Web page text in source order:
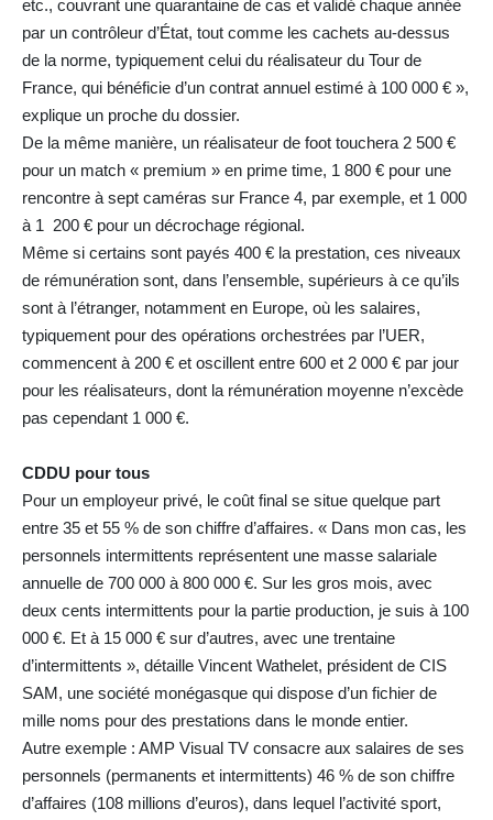
etc., couvrant une quarantaine de cas et validé chaque année
par un contrôleur d’État, tout comme les cachets au-dessus
de la norme, typiquement celui du réalisateur du Tour de
France, qui bénéficie d’un contrat annuel estimé à 100 000 € »,
explique un proche du dossier.
De la même manière, un réalisateur de foot touchera 2 500 €
pour un match « premium » en prime time, 1 800 € pour une
rencontre à sept caméras sur France 4, par exemple, et 1 000
à 1 200 € pour un décrochage régional.
Même si certains sont payés 400 € la prestation, ces niveaux
de rémunération sont, dans l’ensemble, supérieurs à ce qu’ils
sont à l’étranger, notamment en Europe, où les salaires,
typiquement pour des opérations orchestrées par l’UER,
commencent à 200 € et oscillent entre 600 et 2 000 € par jour
pour les réalisateurs, dont la rémunération moyenne n’excède
pas cependant 1 000 €.
CDDU pour tous
Pour un employeur privé, le coût final se situe quelque part
entre 35 et 55 % de son chiffre d’affaires. « Dans mon cas, les
personnels intermittents représentent une masse salariale
annuelle de 700 000 à 800 000 €. Sur les gros mois, avec
deux cents intermittents pour la partie production, je suis à 100
000 €. Et à 15 000 € sur d’autres, avec une trentaine
d’intermittents », détaille Vincent Wathelet, président de CIS
SAM, une société monégasque qui dispose d’un fichier de
mille noms pour des prestations dans le monde entier.
Autre exemple : AMP Visual TV consacre aux salaires de ses
personnels (permanents et intermittents) 46 % de son chiffre
d’affaires (108 millions d’euros), dans lequel l’activité sport,